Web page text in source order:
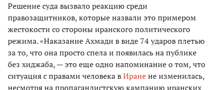
Решение суда вызвало реакцию среди
правозащитников, которые назвали это примером
жестокости со стороны иранского политического
режима. «Наказание Ахмади в виде 74 ударов плетью
за то, что она просто спела и появилась на публике
без хиджаба, — это еще одно напоминание о том, что
ситуация с правами человека вИранене изменилась,
несмотря на пропагандистскую кампанию иранских